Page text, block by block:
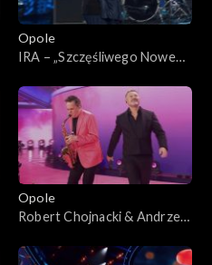
Opole
IRA – „Szczęśliwego Nowego
„SuperJedynki”
Opole
Robert Chojnacki & Andrzej
śmierć” i „Niecierpliwi”. 62.